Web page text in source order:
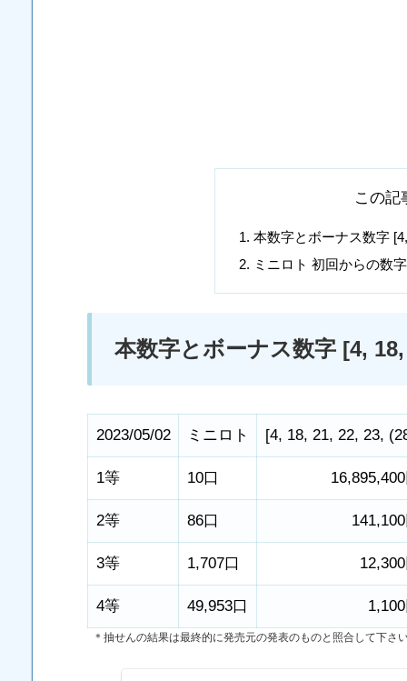
この記
本数字とボーナス数字
ミニロト 初回からの数
本数字とボーナス数字 [4,
2023/05/02 ミニロト [4, 18, 21, 22, 23,
1等 10口
2等 86口
3等 1,707口
4等 49,953口
＊抽せんの結果は最終的に発売元の発表のものと照合して下さ